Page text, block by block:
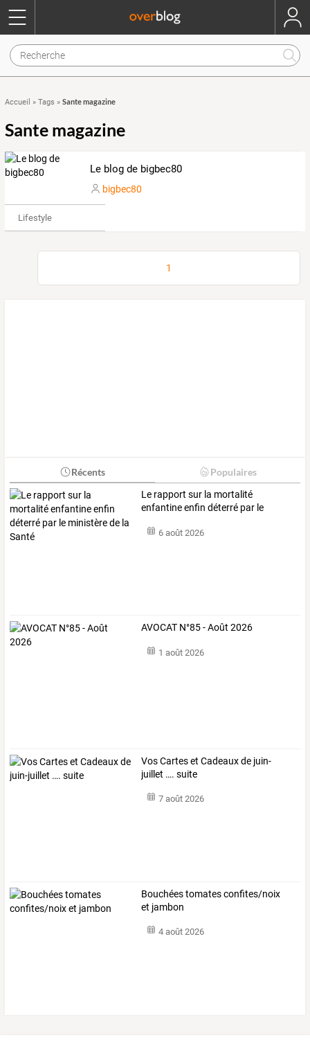
Accueil » Tags » Sante magazine
Sante magazine
Le blog de bigbec80
bigbec80
Lifestyle
1
Récents Populaires
Le rapport sur la mortalité
enfantineenfin déterré par le
6 août 2026
AVOCAT N°85 - Août 2026
1 août 2026
Vos Cartes et Cadeaux de juin-
juillet …. suite
7 août 2026
Bouchées tomates confites/noix
et jambon
4 août 2026